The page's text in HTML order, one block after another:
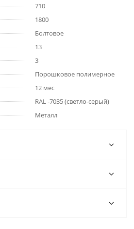
710
1800
Болтовое
13
3
Порошковое полимерное
12 мес
RAL -7035 (светло-серый)
Металл